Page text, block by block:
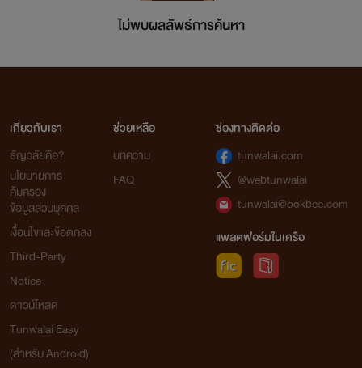
ไม่พบผลลัพธ์การค้นหา
เกี่ยวกับเรา
ธัญวลัยคือ?
นโยบายการ
คุ้มครอง
ข้อมูลส่วนบุคคล
เงื่อนไขและข้อตกลง
Third-Party
Notice
ดาวน์โหลด
Tunwalai Easy
(สำหรับ Android)
ช่วยเหลือ
บทความ
FAQ
ช่องทางติดต่อ
tunwalai.com
@webtunwalai
tunwalai@ookbee.com
แพลตฟอร์มในเครือ